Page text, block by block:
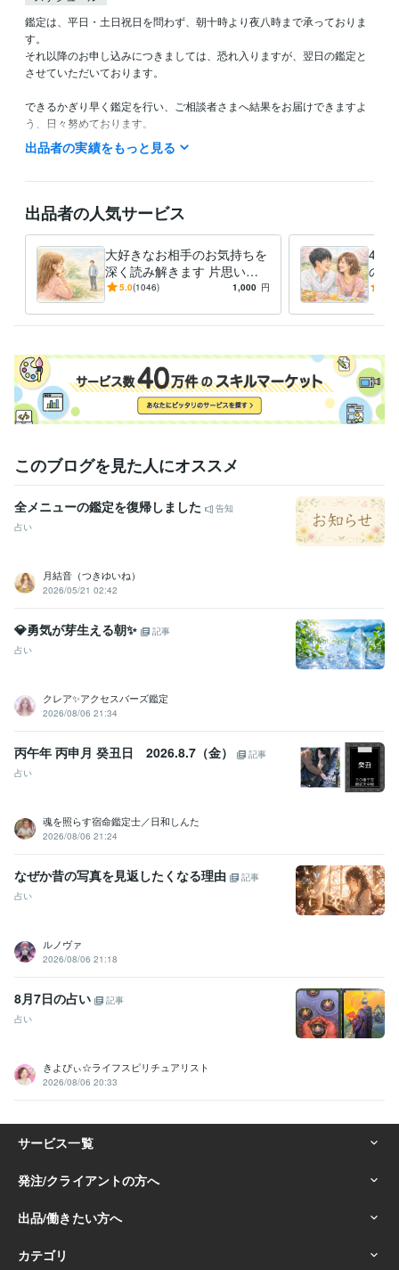
鑑定は、平日・土日祝日を問わず、朝十時より夜八時まで承っておりま
す。
それ以降のお申し込みにつきましては、恐れ入りますが、翌日の鑑定と
させていただいております。
できるかぎり早く鑑定を行い、ご相談者さまへ結果をお届けできますよ
う、日々努めております。
なお、どうしてもお急ぎのご事情がございます場合には、遠慮なくご相
談くださいませ。できる限り柔軟に対応させていただきます。
得意分野
経営 お金 恋愛 人生 仕事
語学力
英語 ビジネスレベル
出品者の実績をもっと見る
出品者の人気サービス
大好きなお相手のお気持ちを
深く読み解きます 片思い・
復縁・遠距離・夫婦・国際カ
5.0(1046) 1,000 円
4つ
のす
愛運
しま
このブログを見た人にオススメ
全メニューの鑑定を復帰しました
告知
占い
月結音（つきゆいね）
2026/05/21 02:42
💎勇気が芽生える朝✨
記事
占い
クレア✨アクセスバーズ鑑定
2026/08/06 21:34
丙午年 丙申月 癸丑日 2026.8.7（金）
記事
占い
魂を照らす宿命鑑定士／日和しんた
2026/08/06 21:24
なぜか昔の写真を見返したくなる理由
記事
占い
ルノヴァ
2026/08/06 21:18
8月7日の占い
記事
占い
きよぴぃ☆ライフスピリチュアリスト
2026/08/06 20:33